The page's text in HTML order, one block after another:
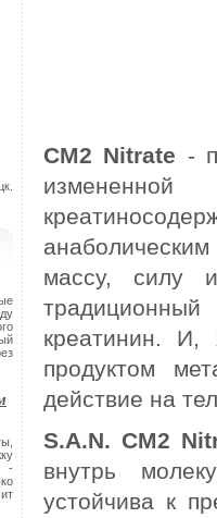
-
CM2 Nitrate -
массу, силу
креатинин. И,
продуктом
действие на
S.A.N. CM2
внутрь
устойчива к